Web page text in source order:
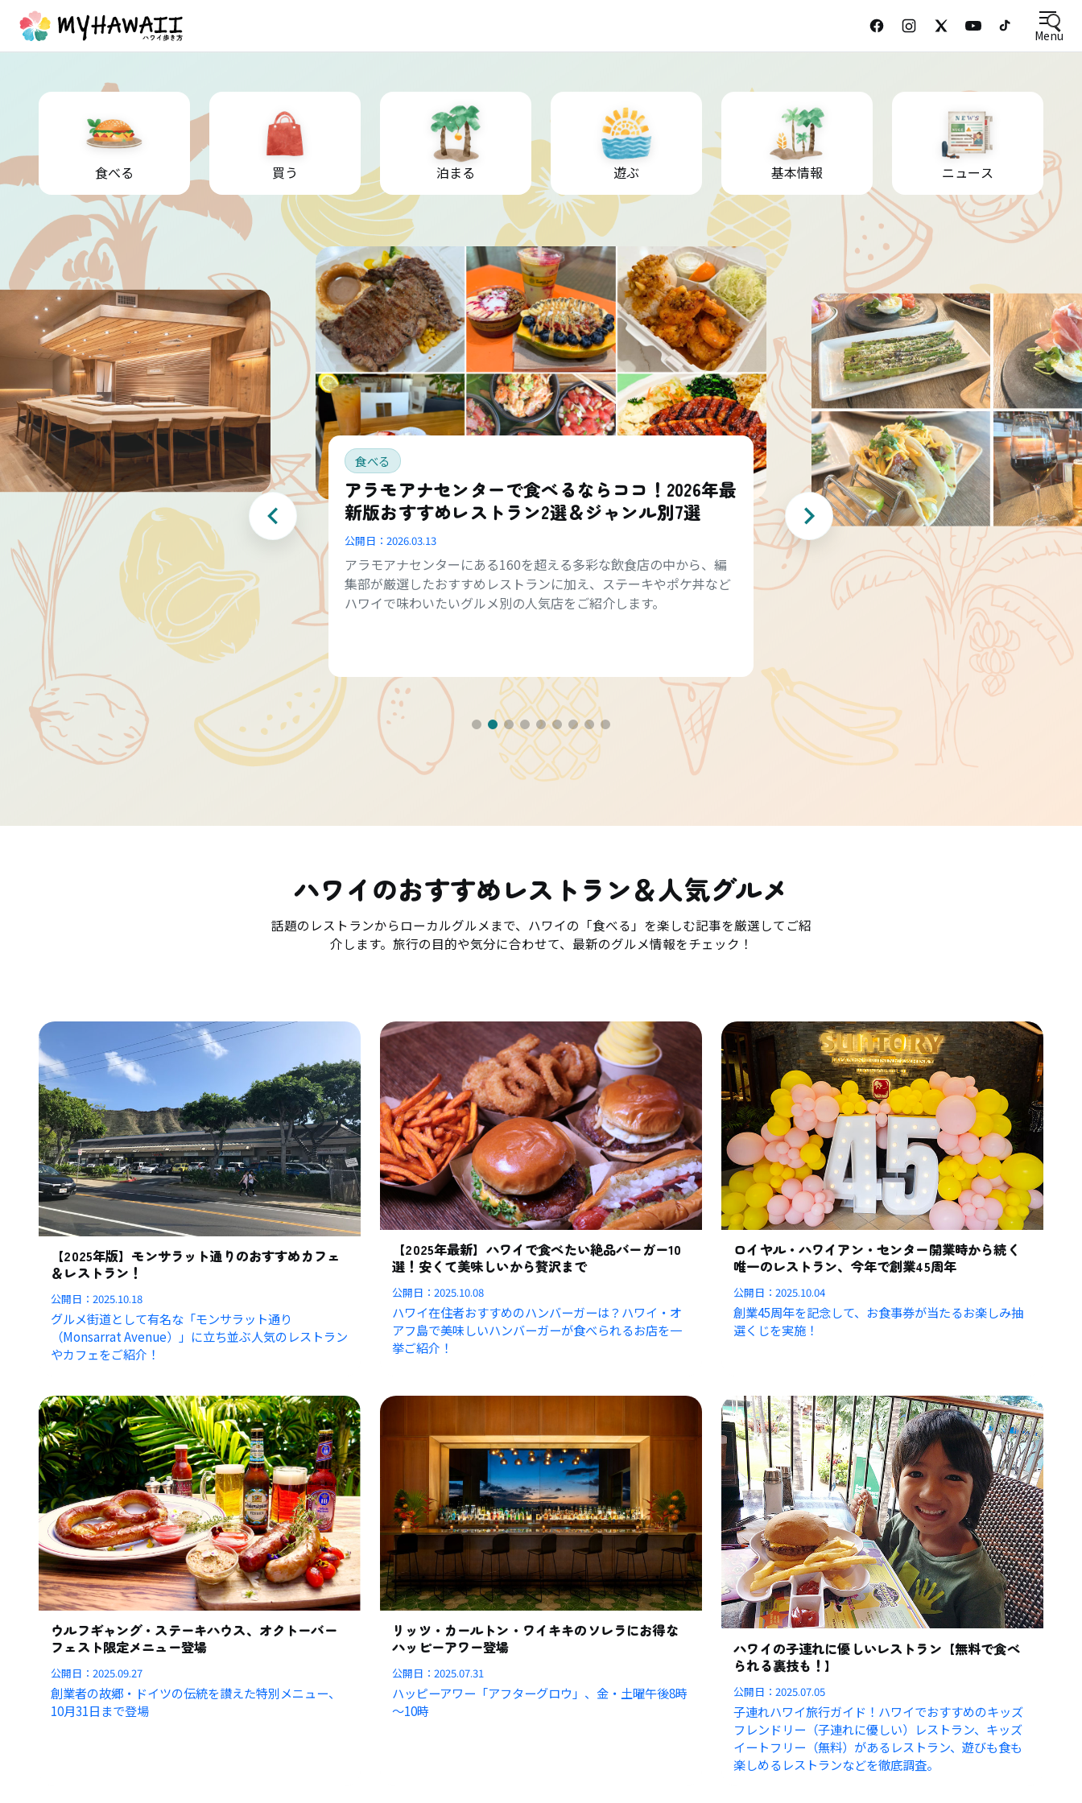
Menu
食べる 買う 泊まる 遊ぶ 基本情報 ニュース
食べる
アラモアナセンターで食べるならココ！2026年最
新版おすすめレストラン2選＆ジャンル別7選
公開日： 2026.03.13
アラモアナセンターにある160を超える多彩な飲食店の中から、編
集部が厳選したおすすめレストランに加え、ステーキやポケ丼など
ハワイで味わいたいグルメ別の人気店をご紹介します。
ハワイのおすすめレストラン＆人気グルメ
話題のレストランからローカルグルメまで、ハワイの「食べる」を楽しむ記事を厳選してご紹
介します。旅行の目的や気分に合わせて、最新のグルメ情報をチェック！
【2025年版】モンサラット通りのおすすめカフェ
＆レストラン！
公開日：2025.10.18
グルメ街道として有名な「モンサラット通り
（Monsarrat Avenue）」に立ち並ぶ人気のレストラン
やカフェをご紹介！
【2025年最新】ハワイで食べたい絶品バーガー10
選！安くて美味しいから贅沢まで
公開日：2025.10.08
ハワイ在住者おすすめのハンバーガーは？ハワイ・オ
アフ島で美味しいハンバーガーが食べられるお店を一
挙ご紹介！
ロイヤル・ハワイアン・センター開業時から続く
唯一のレストラン、今年で創業45周年
公開日：2025.10.04
創業45周年を記念して、お食事券が当たるお楽しみ抽
選くじを実施！
ウルフギャング・ステーキハウス、オクトーバー
フェスト限定メニュー登場
公開日：2025.09.27
創業者の故郷・ドイツの伝統を讃えた特別メニュー、
10月31日まで登場
リッツ・カールトン・ワイキキのソレラにお得な
ハッピーアワー登場
公開日：2025.07.31
ハッピーアワー「アフターグロウ」、金・土曜午後8時
～10時
ハワイの子連れに優しいレストラン【無料で食べ
られる裏技も！】
公開日：2025.07.05
子連れハワイ旅行ガイド！ハワイでおすすめのキッズ
フレンドリー（子連れに優しい）レストラン、キッズ
イートフリー（無料）があるレストラン、遊びも食も
楽しめるレストランなどを徹底調査。